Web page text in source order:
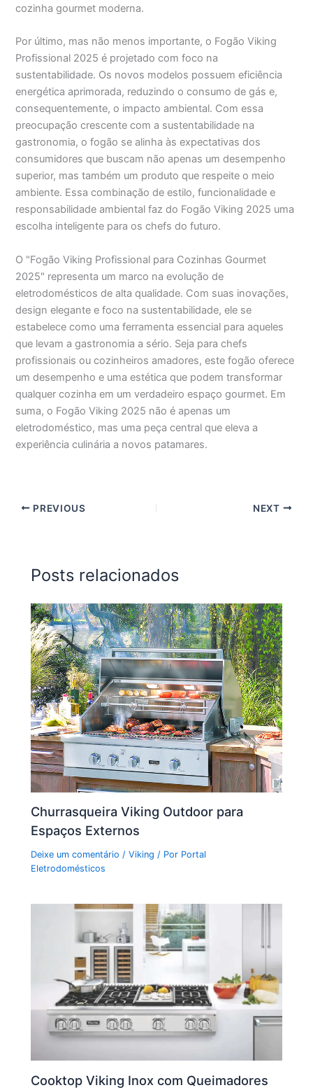
cozinha gourmet moderna.
Por último, mas não menos importante, o Fogão Viking
Profissional 2025 é projetado com foco na
sustentabilidade. Os novos modelos possuem eficiência
energética aprimorada, reduzindo o consumo de gás e,
consequentemente, o impacto ambiental. Com essa
preocupação crescente com a sustentabilidade na
gastronomia, o fogão se alinha às expectativas dos
consumidores que buscam não apenas um desempenho
superior, mas também um produto que respeite o meio
ambiente. Essa combinação de estilo, funcionalidade e
responsabilidade ambiental faz do Fogão Viking 2025 uma
escolha inteligente para os chefs do futuro.
O "Fogão Viking Profissional para Cozinhas Gourmet
2025" representa um marco na evolução de
eletrodomésticos de alta qualidade. Com suas inovações,
design elegante e foco na sustentabilidade, ele se
estabelece como uma ferramenta essencial para aqueles
que levam a gastronomia a sério. Seja para chefs
profissionais ou cozinheiros amadores, este fogão oferece
um desempenho e uma estética que podem transformar
qualquer cozinha em um verdadeiro espaço gourmet. Em
suma, o Fogão Viking 2025 não é apenas um
eletrodoméstico, mas uma peça central que eleva a
experiência culinária a novos patamares.
PREVIOUS NEXT
Posts relacionados
Churrasqueira Viking Outdoor para
Espaços Externos
Deixe um comentário /Viking / Por Portal
Eletrodomésticos
Cooktop Viking Inox com Queimadores